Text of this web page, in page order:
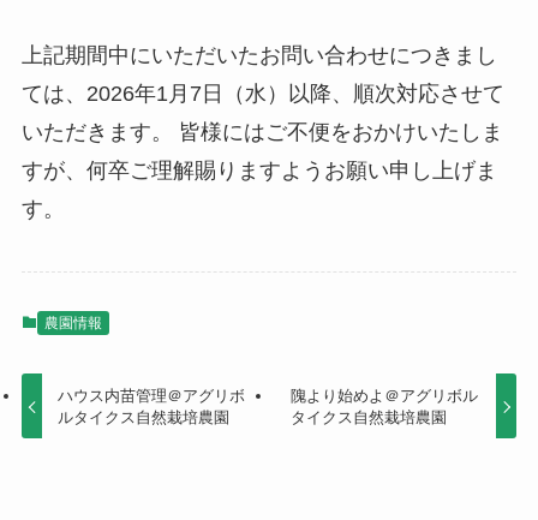
上記期間中にいただいたお問い合わせにつきまし
ては、2026年1月7日（水）以降、順次対応させて
いただきます。 皆様にはご不便をおかけいたしま
すが、何卒ご理解賜りますようお願い申し上げま
す。
農園情報
ハウス内苗管理＠アグリボ
ルタイクス自然栽培農園
隗より始めよ＠アグリボル
タイクス自然栽培農園